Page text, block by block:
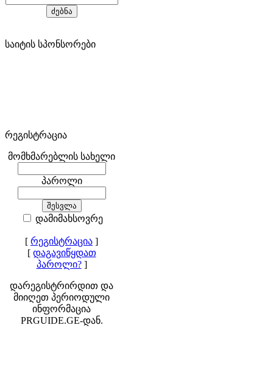
საიტის სპონსორები
რეგისტრაცია
მომხმარებლის სახელი
პაროლი
დამიმახსოვრე
[ რეგისტრაცია ]
[ დაგავიწყდათ
პაროლი?]
დარეგისტრირდით და
მიიღეთ პერიოდული
ინფორმაცია
PRGUIDE.GE-დან.